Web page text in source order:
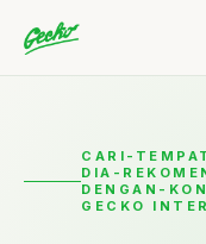
CARI-
DIA-
DENGAN-
GECKO